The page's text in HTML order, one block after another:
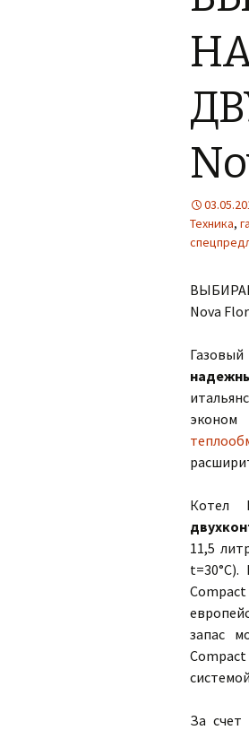
Техника,
Nova
Котел
11,5
запас
За счет